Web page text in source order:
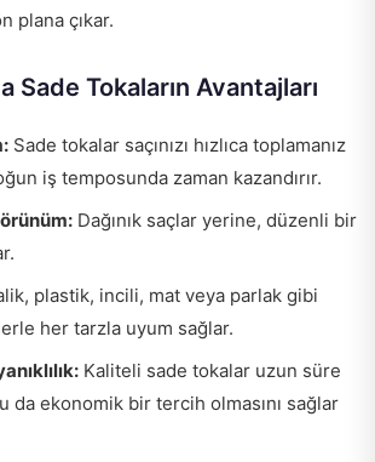
plana çıkar.
Sade Tokaların Avantajları
Sade tokalar saçınızı hızlıca toplamanız
iş temposunda zaman kazandırır.
Dağınık saçlar yerine, düzenli bir
plastik, incili, mat veya parlak gibi
her tarzla uyum sağlar.
Kaliteli sade tokalar uzun süre
da ekonomik bir tercih olmasını sağlar